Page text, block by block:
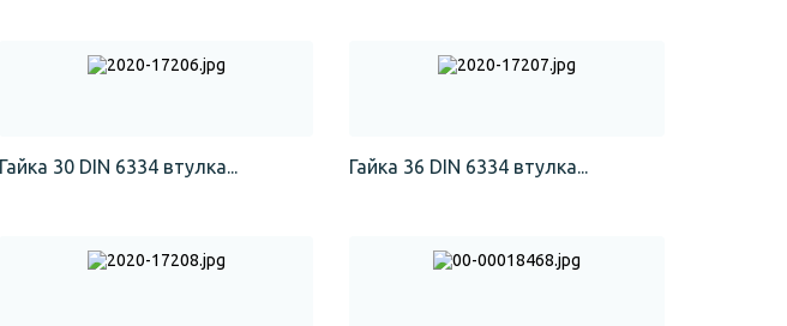
Гайка 30 DIN 6334 втулка... Гайка 36 DIN 6334 втулка...